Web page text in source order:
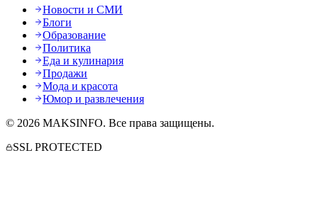
Новости и СМИ
Блоги
Образование
Политика
Еда и кулинария
Продажи
Мода и красота
Юмор и развлечения
© 2026 MAKSINFO. Все права защищены.
SSL PROTECTED